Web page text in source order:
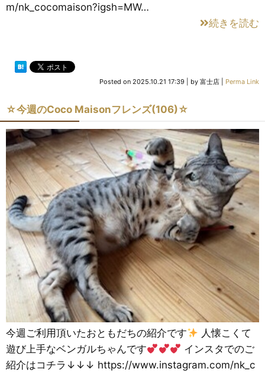
m/nk_cocomaison?igsh=MW…
続きを読む
Posted on 2025.10.21 17:39 by 富士店 Perma Link
☆今週のCoco Maisonフレンズ(106)☆
今週ご利用頂いたおともだちの紹介です
人懐こくて
遊び上手なベンガルちゃんです
インスタでのご
紹介はコチラ↓↓↓ https://www.instagram.com/nk_c